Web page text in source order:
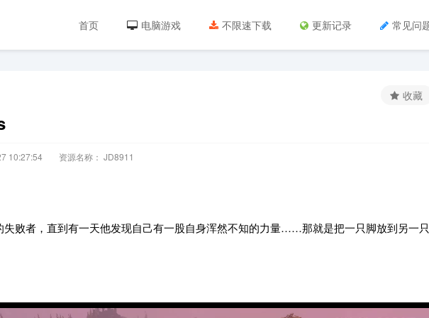
首页 电脑游戏 不限速下载 更新记录 常见问
10:27:54 资源名称： JD8911
收藏
败者，直到有一天他发现自己有一股自身浑然不知的力量……那就是把一只脚放到另一只